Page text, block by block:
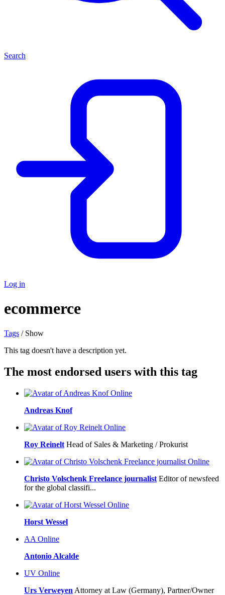
Search
Log in
ecommerce
Tags / Show
This tag doesn't have a description yet.
The most endorsed users with this tag
Online
Andreas Knof
Online
Roy Reinelt Head of Sales & Marketing / Prokurist
Online
Christo Volschenk Freelance journalist Editor of newsfeed
for the global classifi...
Online
Horst Wessel
AA Online
Antonio Alcalde
UV Online
Urs Verweyen Attorney at Law (Germany), Partner/Owner